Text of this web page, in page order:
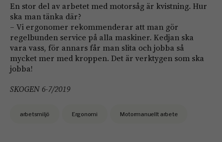
En stor del av arbetet med motorsåg är kvistning. Hur
ska man tänka där?
– Vi ergonomer rekommenderar att man gör
regelbunden service på alla maskiner. Kedjan ska
vara vass, för annars får man slita och jobba så
mycket mer med kroppen. Det är verktygen som ska
jobba!
SKOGEN 6-7/2019
arbetsmiljö Ergonomi Motormanuellt arbete